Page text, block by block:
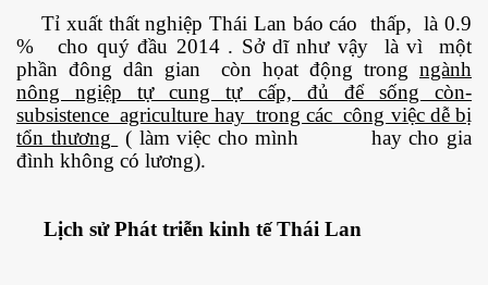
Tỉ xuất thất nghiệp Thái Lan báo cáo thấp, là 0.9
% cho quý đầu 2014 . Sở dĩ như vậy là vì một
phần đông dân gian còn họat động trong ngành
nông ngiệp tự cung tự cấp, đủ để sống còn-
subsistence agriculture hay trong các công việc dễ bị
tổn thương
( làm việc cho mình
hay cho gia
đình không có lương).
Lịch sử Phát triễn kinh tế Thái Lan